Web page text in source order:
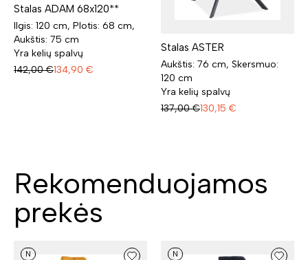
Stalas ADAM 68x120**
Ilgis: 120 cm, Plotis: 68 cm,
Aukštis: 75 cm
Yra kelių spalvų
142,00 €134,90 €
Stalas ASTER
Aukštis: 76 cm, Skersmuo:
120 cm
Yra kelių spalvų
137,00 €130,15 €
Rekomenduojamos
prekės
N N